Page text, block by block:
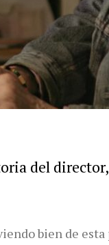
del
bien de esta